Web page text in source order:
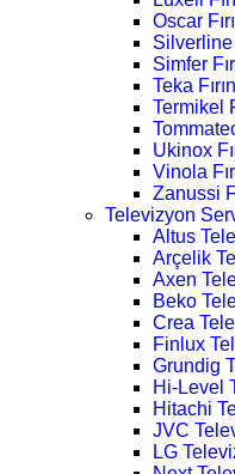
Oscar
Silverline
Simfer
Teka
Termikel
Ukinox
Vinola
Zanussi
Televizyon
Altus
Arçelik
Axen
Beko
Crea
Finlux
Grundig
Hi-Level
Hitachi
JVC
LG